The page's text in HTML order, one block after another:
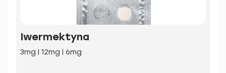
Iwermektyna
3mg | 12mg | 6mg